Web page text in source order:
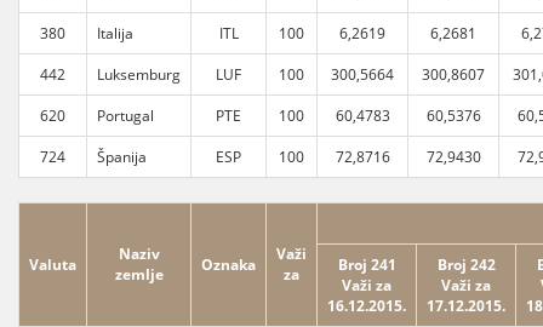
380
Italija ITL 100 6,2619 6,2681
442
Luksemburg LUF 100 300,5664 300,8607
620
Portugal PTE 100 60,4783 60,5376
724
Španija ESP 100 72,8716 72,9430
Valuta
Naziv
zemlje
Oznaka
Važi
za
Broj 241
Važi za
16.12.2015.
Broj 242
Važi za
17.12.2015.